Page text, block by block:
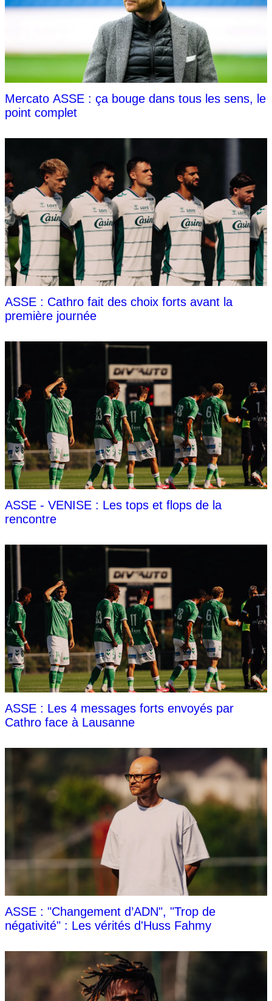
Mercato ASSE : ça bouge dans tous les sens, le
point complet
ASSE : Cathro fait des choix forts avant la
première journée
ASSE - VENISE : Les tops et flops de la
rencontre
ASSE : Les 4 messages forts envoyés par
Cathro face à Lausanne
ASSE : "Changement d’ADN", "Trop de
négativité" : Les vérités d'Huss Fahmy